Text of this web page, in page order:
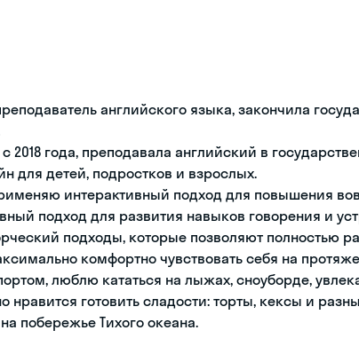
английского языка, закончила
2018 года, преподавала английский в
для детей, подростков и взрослых.
интерактивный подход для повышения
подход для развития навыков говорения и
подходы, которые позволяют полностью
комфортно чувствовать себя на
люблю кататься на лыжах, сноуборде,
нравится готовить сладости: торты, кексы и
побережье Тихого океана.